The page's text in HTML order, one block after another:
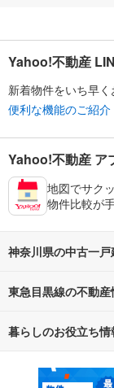
Yahoo!不動産
新着物件をいち早く
便利な機能のご紹介
Yahoo!不動産 ア
地図でサク
物件比較が
神奈川県の中古一
路線・駅から探す
通勤・通学時間か
東急目黒線の不動
不動産・住宅
新築マンション
暮らしのお役立ち情
マンションカタ